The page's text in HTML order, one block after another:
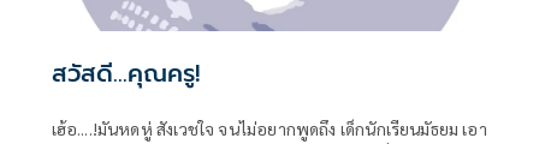
สวัสดี...คุณครู!
เฮ้อ....!มันหดหู่ สังเวชใจ จนไม่อยากพูดถึง เด็กนักเรียนมัธยม เอา